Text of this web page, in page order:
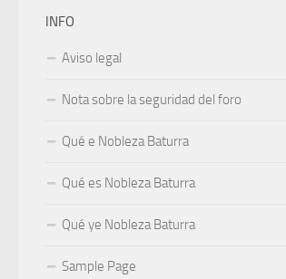
INFO
Aviso legal
Nota sobre la seguridad del foro
Qué e Nobleza Baturra
Qué es Nobleza Baturra
Qué ye Nobleza Baturra
Sample Page